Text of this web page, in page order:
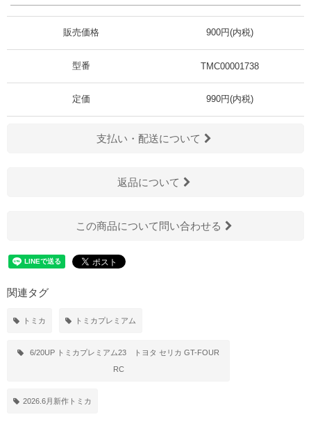
販売価格 900円(内税)
型番 TMC00001738
定価 990円(内税)
支払い・配送について
返品について
この商品について問い合わせる
関連タグ
トミカ トミカプレミアム
6/20UP
トミカプレミアム23 トヨタ セリカ GT-FOUR
RC
2026.6月新作トミカ